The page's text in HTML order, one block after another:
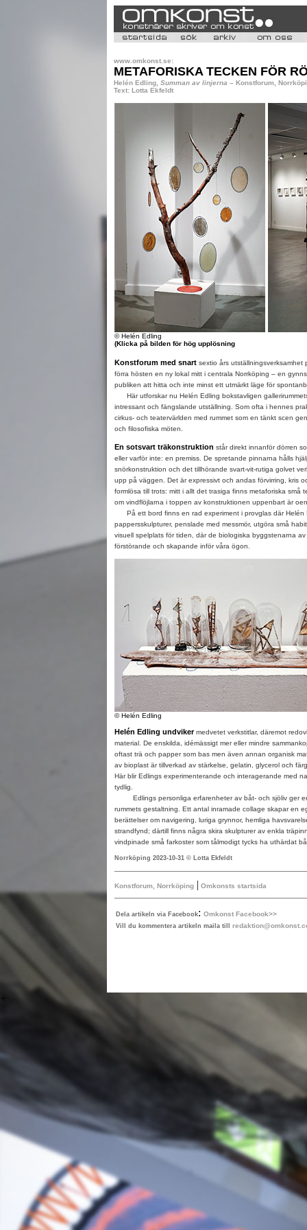
www.omkonst.se:
METAFORISKA TECKEN FÖR
Helén Edling, Summan av linjerna – Konstforum,
Text: Lotta Ekfeldt
© Helén Edling
(Klicka på bilden för hög upplösning
Konstforum med snart sextio års utställningsverksamhet
förra hösten en ny lokal mitt i centrala Norrköping – en
publiken att hitta och inte minst ett utmärkt läge för
Här utforskar nu Helén Edling bokstavligen
intressant och fängslande utställning. Som ofta i hennes
cirkus- och teatervärlden med rummet som en tänkt scen
och filosofiska möten.
En sotsvart träkonstruktion står direkt innanför dörren
eller varför inte: en premiss. De spretande pinnarna hålls
snörkonstruktion och det tillhörande svart-vit-rutiga golvet
upp på väggen. Det är expressivt och andas förvirring, kris
formlösa till trots: mitt i allt det trasiga finns metaforiska små
om vindflöjlarna i toppen av konstruktionen uppenbart är
På ett bord finns en rad experiment i provglas där Helén
pappersskulpturer, penslade med messmör, utgöra små
visuell spelplats för tiden, där de biologiska byggstenarna
förstörande och skapande inför våra ögon.
© Helén Edling
Helén Edling undvikermedvetet verkstitlar, däremot
material. De enskilda, idémässigt mer eller mindre
oftast trä och papper som bas men även annan organisk
av bioplast är tillverkad av stärkelse, gelatin, glycerol och
Här blir Edlings experimenterande och interagerande med
tydlig.
Edlings personliga erfarenheter av båt- och sjöliv ger
rummets gestaltning. Ett antal inramade collage skapar en
berättelser om navigering, luriga grynnor, hemliga
strandfynd; därtill finns några skira skulpturer av enkla
vindpinade små farkoster som tålmodigt tycks ha uthärdat
Norrköping 2023-10-31 © Lotta Ekfeldt
Konstforum, Norrköping | Omkonsts startsida
Dela artikeln via Facebook: Omkonst Facebook>>
Vill du kommentera artikeln maila till
+